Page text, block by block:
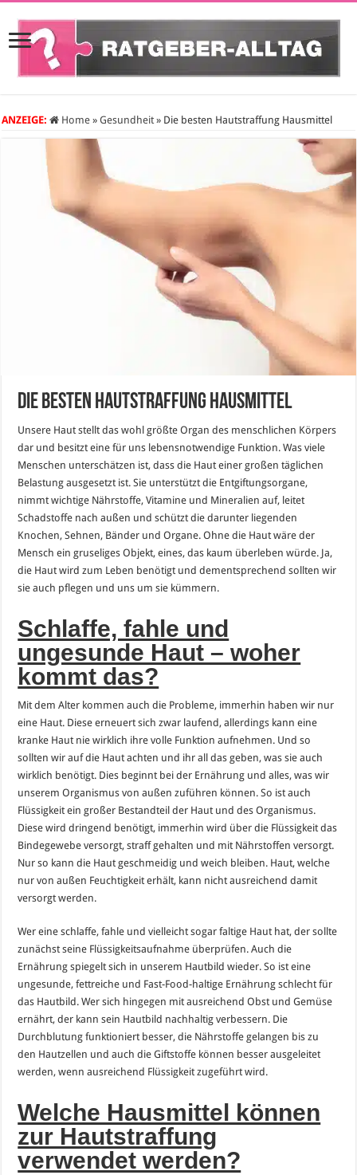
ANZEIGE: Home » Gesundheit » Die besten Hautstraffung Hausmittel
Die besten Hautstraffung Hausmittel
Unsere Haut stellt das wohl größte Organ des menschlichen Körpers
dar und besitzt eine für uns lebensnotwendige Funktion. Was viele
Menschen unterschätzen ist, dass die Haut einer großen täglichen
Belastung ausgesetzt ist. Sie unterstützt die Entgiftungsorgane,
nimmt wichtige Nährstoffe, Vitamine und Mineralien auf, leitet
Schadstoffe nach außen und schützt die darunter liegenden
Knochen, Sehnen, Bänder und Organe. Ohne die Haut wäre der
Mensch ein gruseliges Objekt, eines, das kaum überleben würde. Ja,
die Haut wird zum Leben benötigt und dementsprechend sollten wir
sie auch pflegen und uns um sie kümmern.
Schlaffe, fahle und
ungesunde Haut – woher
kommt das?
Mit dem Alter kommen auch die Probleme, immerhin haben wir nur
eine Haut. Diese erneuert sich zwar laufend, allerdings kann eine
kranke Haut nie wirklich ihre volle Funktion aufnehmen. Und so
sollten wir auf die Haut achten und ihr all das geben, was sie auch
wirklich benötigt. Dies beginnt bei der Ernährung und alles, was wir
unserem Organismus von außen zuführen können. So ist auch
Flüssigkeit ein großer Bestandteil der Haut und des Organismus.
Diese wird dringend benötigt, immerhin wird über die Flüssigkeit das
Bindegewebe versorgt, straff gehalten und mit Nährstoffen versorgt.
Nur so kann die Haut geschmeidig und weich bleiben. Haut, welche
nur von außen Feuchtigkeit erhält, kann nicht ausreichend damit
versorgt werden.
Wer eine schlaffe, fahle und vielleicht sogar faltige Haut hat, der sollte
zunächst seine Flüssigkeitsaufnahme überprüfen. Auch die
Ernährung spiegelt sich in unserem Hautbild wieder. So ist eine
ungesunde, fettreiche und Fast-Food-haltige Ernährung schlecht für
das Hautbild. Wer sich hingegen mit ausreichend Obst und Gemüse
ernährt, der kann sein Hautbild nachhaltig verbessern. Die
Durchblutung funktioniert besser, die Nährstoffe gelangen bis zu
den Hautzellen und auch die Giftstoffe können besser ausgeleitet
werden, wenn ausreichend Flüssigkeit zugeführt wird.
Welche Hausmittel können
zur Hautstraffung
verwendet werden?